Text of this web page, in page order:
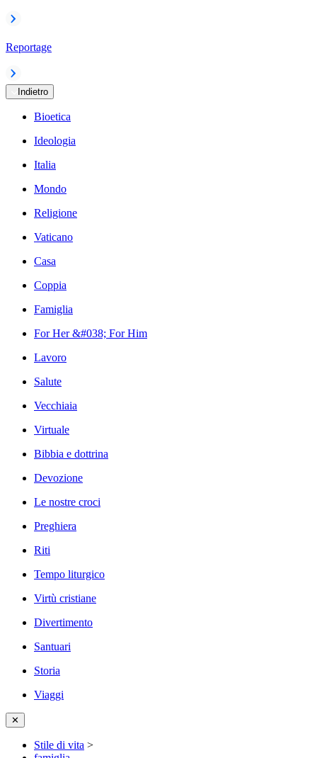
Reportage
Indietro
Bioetica
Ideologia
Italia
Mondo
Religione
Vaticano
Casa
Coppia
Famiglia
For Her &#038; For Him
Lavoro
Salute
Vecchiaia
Virtuale
Bibbia e dottrina
Devozione
Le nostre croci
Preghiera
Riti
Tempo liturgico
Virtù cristiane
Divertimento
Santuari
Storia
Viaggi
✕
Stile di vita >